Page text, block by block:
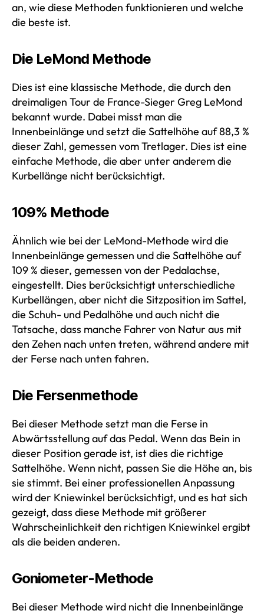
an, wie diese Methoden funktionieren und welche
die beste ist.
Die LeMond Methode
Dies ist eine klassische Methode, die durch den
dreimaligen Tour de France-Sieger Greg LeMond
bekannt wurde. Dabei misst man die
Innenbeinlänge und setzt die Sattelhöhe auf 88,3 %
dieser Zahl, gemessen vom Tretlager. Dies ist eine
einfache Methode, die aber unter anderem die
Kurbellänge nicht berücksichtigt.
109% Methode
Ähnlich wie bei der LeMond-Methode wird die
Innenbeinlänge gemessen und die Sattelhöhe auf
109 % dieser, gemessen von der Pedalachse,
eingestellt. Dies berücksichtigt unterschiedliche
Kurbellängen, aber nicht die Sitzposition im Sattel,
die Schuh- und Pedalhöhe und auch nicht die
Tatsache, dass manche Fahrer von Natur aus mit
den Zehen nach unten treten, während andere mit
der Ferse nach unten fahren.
Die Fersenmethode
Bei dieser Methode setzt man die Ferse in
Abwärtsstellung auf das Pedal. Wenn das Bein in
dieser Position gerade ist, ist dies die richtige
Sattelhöhe. Wenn nicht, passen Sie die Höhe an, bis
sie stimmt. Bei einer professionellen Anpassung
wird der Kniewinkel berücksichtigt, und es hat sich
gezeigt, dass diese Methode mit größerer
Wahrscheinlichkeit den richtigen Kniewinkel ergibt
als die beiden anderen.
Goniometer-Methode
Bei dieser Methode wird nicht die Innenbeinlänge